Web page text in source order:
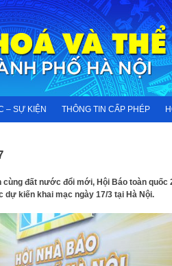
– SỰ KIỆN THÔNG TIN CẤP PHÉP
đất nước đổi mới, Hội Báo toàn quốc
dự kiến khai mạc ngày 17/3 tại Hà Nội.